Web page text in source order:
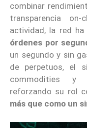
combinar
transparencia
actividad, la red
órdenes por
un segundo y sin
de perpetuos, el
commodities y
reforzando su rol
más que como un